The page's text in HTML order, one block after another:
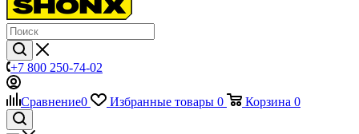
+7 800 250-74-02
Сравнение0 Избранные товары 0 Корзина 0